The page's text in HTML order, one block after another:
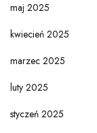
maj 2025
kwiecień 2025
marzec 2025
luty 2025
styczeń 2025